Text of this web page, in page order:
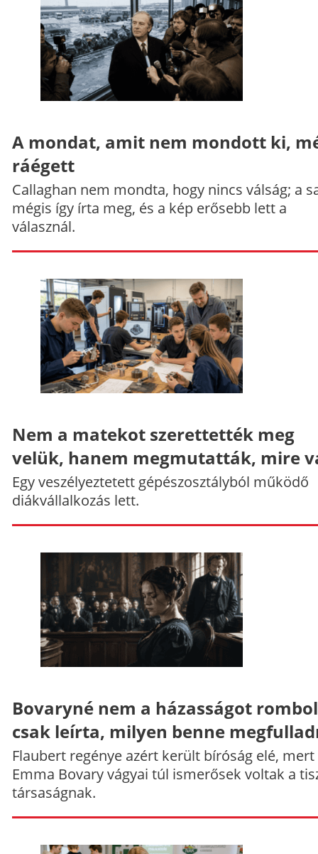
A mondat, amit nem mondott ki,
ráégett
Callaghan nem mondta, hogy nincs válság; a
mégis így írta meg, és a kép erősebb lett a
válasznál.
Nem a matekot szerettették meg
velük, hanem megmutatták, mire
Egy veszélyeztetett gépészosztályból működő
diákvállalkozás lett.
Bovaryné nem a házasságot
csak leírta, milyen benne
Flaubert regénye azért került bíróság elé, mert
Emma Bovary vágyai túl ismerősek voltak a
társaságnak.